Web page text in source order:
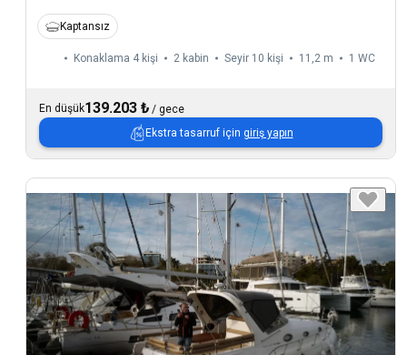
Kaptansız
Konaklama 4 kişi 2 kabin Seyir 10 kişi 11,2 m 1 WC
En düşük139.203 ₺ / gece
Ekstra tasarruf için giriş yapın